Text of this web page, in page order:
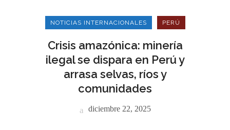
NOTICIAS INTERNACIONALES PERÚ
Crisis amazónica: minería
ilegal se dispara en Perú y
arrasa selvas, ríos y
comunidades
diciembre 22, 2025